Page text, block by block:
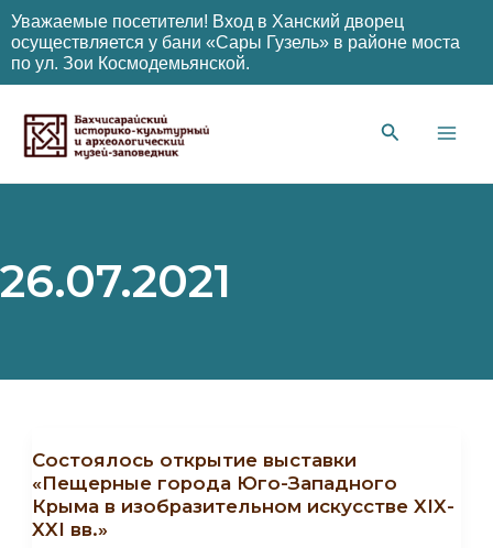
Уважаемые посетители! Вход в Ханский дворец
осуществляется у бани «Сары Гузель» в районе моста
по ул. Зои Космодемьянской.
содержимому
26.07.2021
Cостоялось открытие выставки
«Пещерные города Юго-Западного
Крыма в изобразительном искусстве XIX-
XXI вв.»